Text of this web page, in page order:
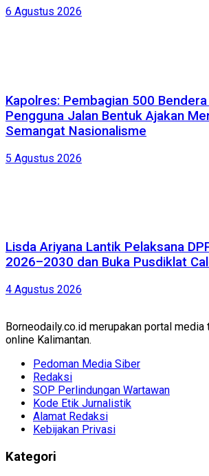
6 Agustus 2026
Kapolres: Pembagian 500
Pengguna Jalan Bentuk Ajakan
Semangat Nasionalisme
5 Agustus 2026
Lisda Ariyana Lantik Pelaksana
2026–2030 dan Buka Pusdiklat
4 Agustus 2026
Borneodaily.co.id merupakan portal
online Kalimantan.
Pedoman Media Siber
Redaksi
SOP Perlindungan Wartawan
Kode Etik Jurnalistik
Alamat Redaksi
Kebijakan Privasi
Kategori